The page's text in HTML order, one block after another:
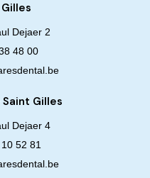
Dejaer 2
48 00
Gilles
Dejaer 4
52 81